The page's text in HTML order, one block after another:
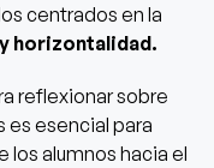
centrados en la
horizontalidad.
reflexionar sobre
esencial para
los alumnos hacia el